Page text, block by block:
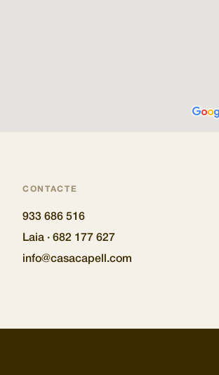
CONTACTE
933 686 516
Laia · 682 177 627
info@casacapell.com